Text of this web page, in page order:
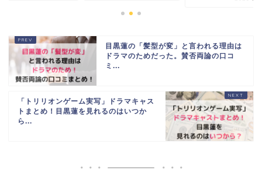
目黒蓮の「髪型が変」と言われる理由は
ドラマのためだった。賛否両論の口コ
ミ...
「トリリオンゲーム実写」ドラマキャス
トまとめ！目黒蓮を見れるのはいつか
ら...